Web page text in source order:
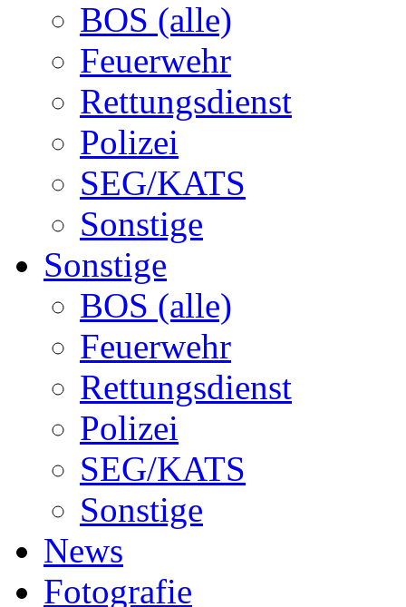
BOS (alle)
Feuerwehr
Rettungsdienst
Polizei
SEG/KATS
Sonstige
Sonstige
BOS (alle)
Feuerwehr
Rettungsdienst
Polizei
SEG/KATS
Sonstige
News
Fotografie